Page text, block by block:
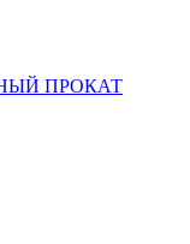
ПРОКАТ